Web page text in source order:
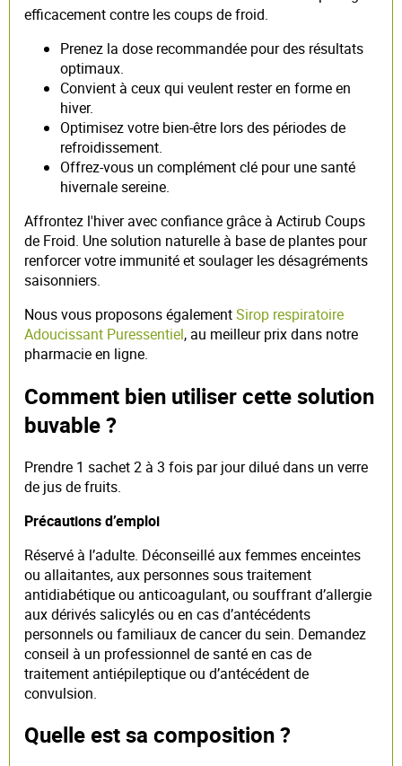
efficacement contre les coups de froid.
Prenez la dose recommandée pour des résultats
optimaux.
Convient à ceux qui veulent rester en forme en
hiver.
Optimisez votre bien-être lors des périodes de
refroidissement.
Offrez-vous un complément clé pour une santé
hivernale sereine.
Affrontez l'hiver avec confiance grâce à Actirub Coups
de Froid. Une solution naturelle à base de plantes pour
renforcer votre immunité et soulager les désagréments
saisonniers.
Nous vous proposons égalementSirop respiratoire
Adoucissant Puressentiel, au meilleur prix dans notre
pharmacie en ligne.
Comment bien utiliser cette solution
buvable ?
Prendre 1 sachet 2 à 3 fois par jour dilué dans un verre
de jus de fruits.
Précautions d’emploi
Réservé à l’adulte. Déconseillé aux femmes enceintes
ou allaitantes, aux personnes sous traitement
antidiabétique ou anticoagulant, ou souffrant d’allergie
aux dérivés salicylés ou en cas d’antécédents
personnels ou familiaux de cancer du sein. Demandez
conseil à un professionnel de santé en cas de
traitement antiépileptique ou d’antécédent de
convulsion.
Quelle est sa composition ?